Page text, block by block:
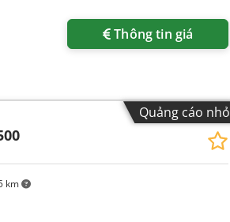
Thông tin giá
Quảng cáo nhỏ
km